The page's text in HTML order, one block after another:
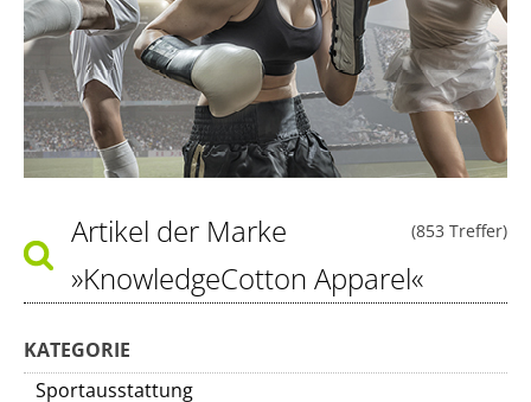
(853 Treffer)
Artikel der Marke
»KnowledgeCotton Apparel«
KATEGORIE
Sportausstattung